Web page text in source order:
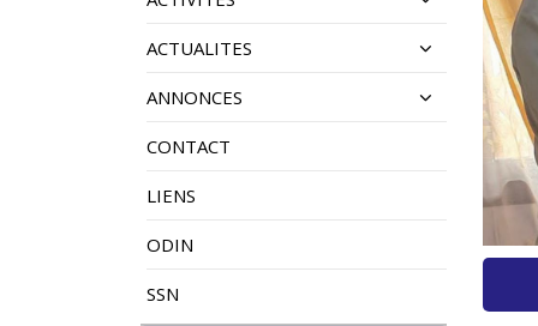
ACTUALITES
ANNONCES
CONTACT
LIENS
ODIN
SSN